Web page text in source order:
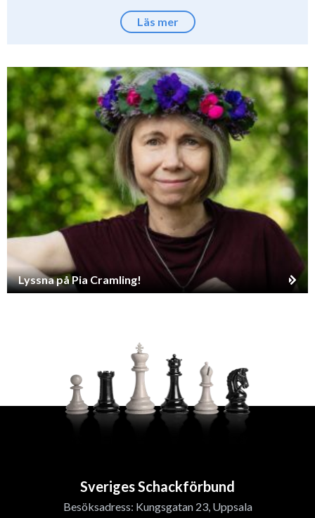
Läs mer
Lyssna på Pia Cramling!
Sveriges Schackförbund
Besöksadress: Kungsgatan 23, Uppsala